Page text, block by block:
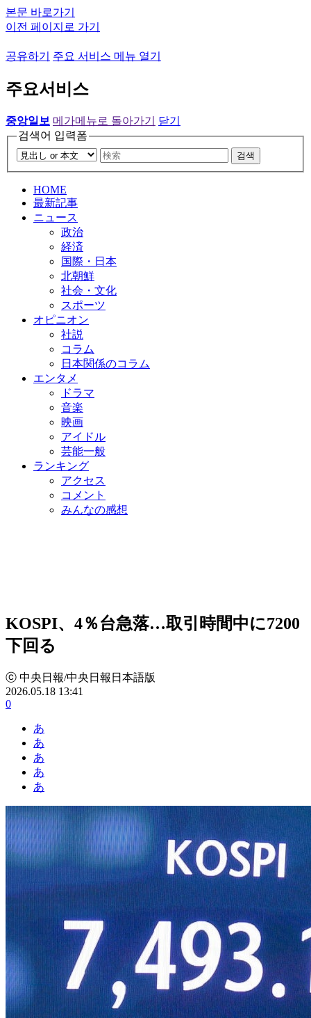
본문 바로가기
이전 페이지로 가기
공유하기 주요 서비스 메뉴 열기
주요서비스
중앙일보 메가메뉴로 돌아가기
닫기
검색어 입력폼
검색
HOME
最新記事
ニュース
政治
経済
国際・日本
北朝鮮
社会・文化
スポーツ
オピニオン
社説
コラム
日本関係のコラム
エンタメ
ドラマ
音楽
映画
アイドル
芸能一般
ランキング
アクセス
コメント
みんなの感想
KOSPI、4％台急落…取引時間中に7200
下回る
ⓒ 中央日報/中央日報日本語版
2026.05.18 13:41
0
あ
あ
あ
あ
あ